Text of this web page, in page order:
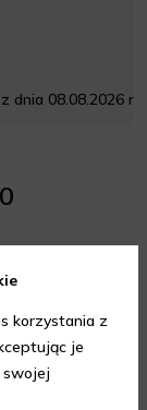
dnia 08.08.2026 r.
korzystania z
je